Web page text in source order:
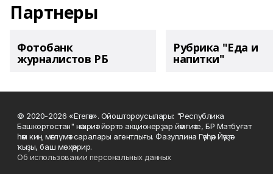
Партнеры
Фотобанк
журналистов РБ
Рубрика "Еда и
напитки"
© 2020-2026 «Етегән». Ойоштороусылары: "Республика
Башкортостан" нәшриәт йорто акционерҙар йәмғиәте, БР Матбуғат
һәм киң мәғлүмәт саралары агентлығы. Фазуллина Гәүһәр Йәүҙәт
ҡыҙы, баш мөхәррир.
Об использовании персональных данных